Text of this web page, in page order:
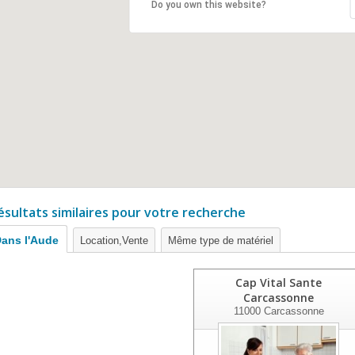
Do you own this website?
similaires pour votre recherche
l'Aude Location,Vente Même type de matériel
Cap Vital Sante
Carcassonne
11000Carcassonne